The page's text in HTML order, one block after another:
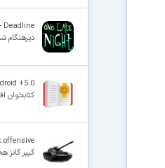
Deadline
+5.0
کتابخوان
offensive
گییر گانز